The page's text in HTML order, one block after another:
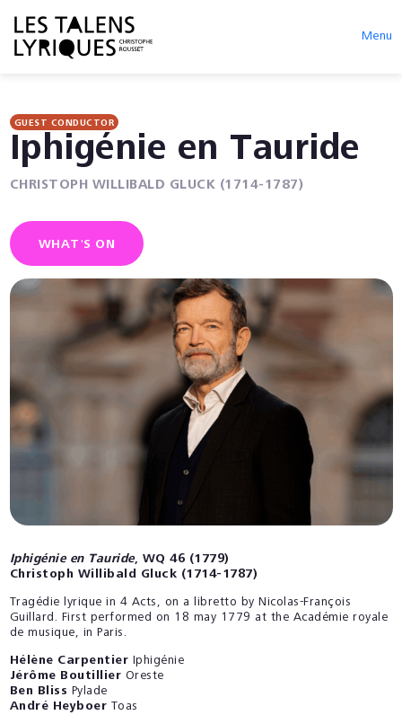
Menu
GUEST CONDUCTOR
Iphigénie en Tauride
CHRISTOPH WILLIBALD GLUCK (1714-1787)
WHAT'S ON
Iphigénie en Tauride, WQ 46 (1779)
Christoph Willibald Gluck (1714-1787)
Tragédie lyrique in 4 Acts, on a libretto by Nicolas-François
Guillard. First performed on 18 may 1779 at the Académie royale
de musique, in Paris.
Hélène Carpentier Iphigénie
Jérôme Boutillier Oreste
Ben Bliss Pylade
André Heyboer Toas